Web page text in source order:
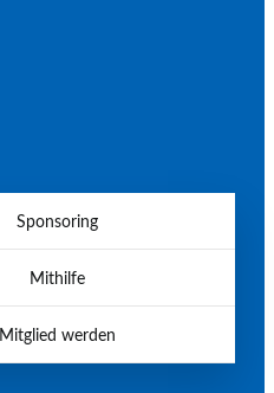
Sponsoring
Mithilfe
Mitglied werden